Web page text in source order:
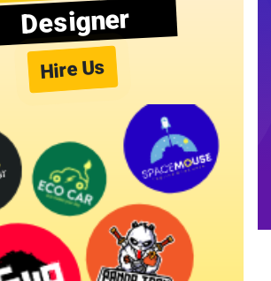
Designer
Hire Us